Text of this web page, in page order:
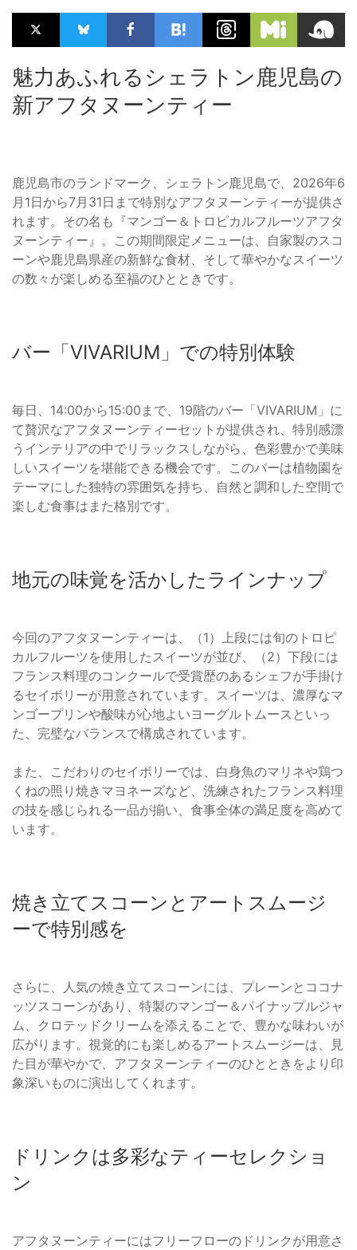
魅力あふれるシェラトン鹿児島の
新アフタヌーンティー
鹿児島市のランドマーク、シェラトン鹿児島で、2026年6
月1日から7月31日まで特別なアフタヌーンティーが提供さ
れます。その名も『マンゴー＆トロピカルフルーツアフタ
ヌーンティー』。この期間限定メニューは、自家製のスコ
ーンや鹿児島県産の新鮮な食材、そして華やかなスイーツ
の数々が楽しめる至福のひとときです。
バー「VIVARIUM」での特別体験
毎日、14:00から15:00まで、19階のバー「VIVARIUM」に
て贅沢なアフタヌーンティーセットが提供され、特別感漂
うインテリアの中でリラックスしながら、色彩豊かで美味
しいスイーツを堪能できる機会です。このバーは植物園を
テーマにした独特の雰囲気を持ち、自然と調和した空間で
楽しむ食事はまた格別です。
地元の味覚を活かしたラインナップ
今回のアフタヌーンティーは、（1）上段には旬のトロピ
カルフルーツを使用したスイーツが並び、（2）下段には
フランス料理のコンクールで受賞歴のあるシェフが手掛け
るセイボリーが用意されています。スイーツは、濃厚なマ
ンゴープリンや酸味が心地よいヨーグルトムースといっ
た、完璧なバランスで構成されています。
また、こだわりのセイボリーでは、白身魚のマリネや鶏つ
くねの照り焼きマヨネーズなど、洗練されたフランス料理
の技を感じられる一品が揃い、食事全体の満足度を高めて
います。
焼き立てスコーンとアートスムージ
ーで特別感を
さらに、人気の焼き立てスコーンには、プレーンとココナ
ッツスコーンがあり、特製のマンゴー＆パイナップルジャ
ム、クロテッドクリームを添えることで、豊かな味わいが
広がります。視覚的にも楽しめるアートスムージーは、見
た目が華やかで、アフタヌーンティーのひとときをより印
象深いものに演出してくれます。
ドリンクは多彩なティーセレクショ
ン
アフタヌーンティーにはフリーフローのドリンクが用意さ